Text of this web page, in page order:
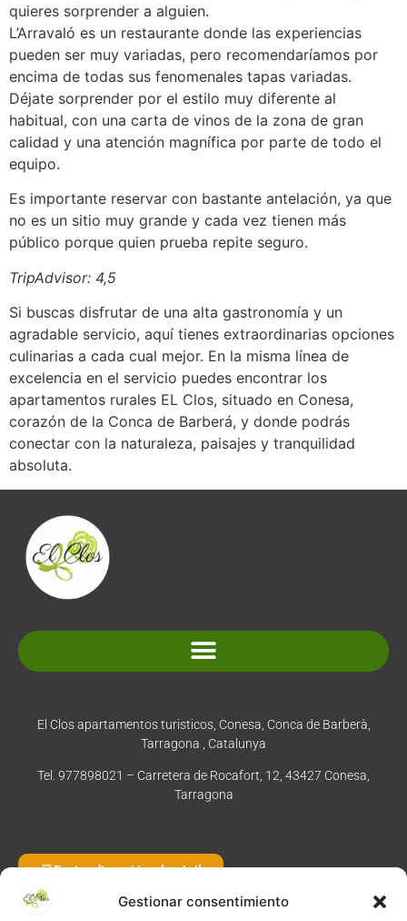
Gestionar consentimiento
quieres sorprender a alguien.
L’Arravaló es un restaurante donde las experiencias
pueden ser muy variadas, pero recomendaríamos por
encima de todas sus fenomenales tapas variadas.
Déjate sorprender por el estilo muy diferente al
habitual, con una carta de vinos de la zona de gran
calidad y una atención magnífica por parte de todo el
equipo.
Es importante reservar con bastante antelación, ya que
no es un sitio muy grande y cada vez tienen más
público porque quien prueba repite seguro.
TripAdvisor: 4,5
Si buscas disfrutar de una alta gastronomía y un
agradable servicio, aquí tienes extraordinarias opciones
culinarias a cada cual mejor. En la misma línea de
excelencia en el servicio puedes encontrar los
apartamentos rurales EL Clos, situado en Conesa,
corazón de la Conca de Barberá, y donde podrás
conectar con la naturaleza, paisajes y tranquilidad
absoluta.
El Clos apartamentos turisticos, Conesa, Conca de Barberà,
Tarragona , Catalunya
Tel. 977898021 – Carretera de Rocafort, 12, 43427 Conesa,
Tarragona
Enviar dirección al móvil